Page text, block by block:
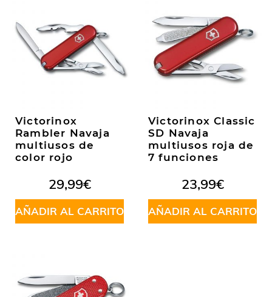
Victorinox
Rambler Navaja
multiusos de
color rojo
29,99€
AÑADIR AL CARRITO
Victorinox Classic
SD Navaja
multiusos roja de
7 funciones
23,99€
AÑADIR AL CARRITO